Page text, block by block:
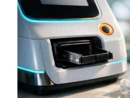
Български
Dansk
Nederlands
हिन्दी
Bahasa Indonesia
Հայերեն